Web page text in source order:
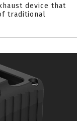
device that
traditional